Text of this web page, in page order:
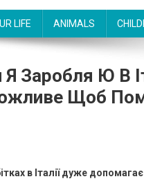
LIFE ANIMALS
Заробля Ю В
Щоб
в Італії дуже